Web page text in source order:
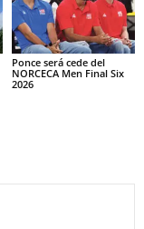
Ponce será cede del
NORCECA Men Final Six
2026